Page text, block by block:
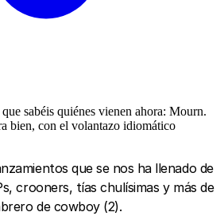
sabéis quiénes vienen ahora: Mourn.
bien, con el volantazo idiomático
que se nos ha llenado de
crooners, tías chulísimas y más de
de cowboy (2).